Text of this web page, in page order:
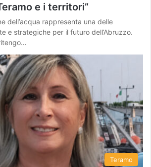
e i territori”
dell’acqua rappresenta una delle
e strategiche per il futuro dell’Abruzzo.
Teramo